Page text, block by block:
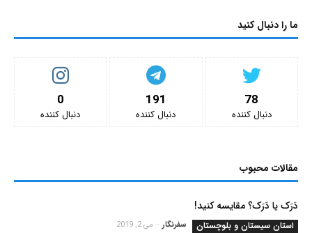
ما را دنبال کنید
0
دنبال کننده‌
191
دنبال کننده‌
78
دنبال کننده‌
مقالات محبوب
دَرَک یا دَرَک؟ مقایسه کنید!
استان سیستان و بلوچستان سفرنگار - می 2, 2019